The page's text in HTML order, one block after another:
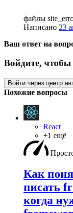
файлы
Написано 23
Ваш ответ на
Войдите, чтобы
Войти через центр
Похожие вопросы
React
+1 ещё
Как
писать
когда